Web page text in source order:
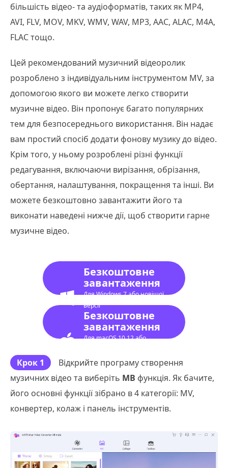
більшість відео- та аудіоформатів, таких як MP4,
AVI, FLV, MOV, MKV, WMV, WAV, MP3, AAC, ALAC, M4A,
FLAC тощо.
Цей рекомендований музичний відеоролик
розроблено з індивідуальним інструментом MV, за
допомогою якого ви можете легко створити
музичне відео. Він пропонує багато популярних
тем для безпосереднього використання. Він надає
вам простий спосіб додати фонову музику до відео.
Крім того, у ньому розроблені різні функції
редагування, включаючи вирізання, обрізання,
обертання, налаштування, покращення та інші. Ви
можете безкоштовно завантажити його та
виконати наведені нижче дії, щоб створити гарне
музичне відео.
Безкоштовне
завантаження
Для Windows 7 або новішої
версії
Безкоштовне
завантаження
Для macOS 10.12 або
Крок 1
Відкрийте програму створення
музичних відео та виберіть МВ функція. Як бачите,
його основні функції зібрано в 4 категорії: MV,
конвертер, колаж і панель інструментів.